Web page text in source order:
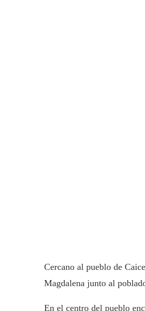
Cercano al pueblo de
Magdalena junto al
En el centro del pueblo